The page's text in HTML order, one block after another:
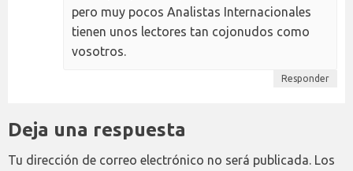
pero muy pocos Analistas Internacionales
tienen unos lectores tan cojonudos como
vosotros.
Responder
Deja una respuesta
Tu dirección de correo electrónico no será publicada. Los